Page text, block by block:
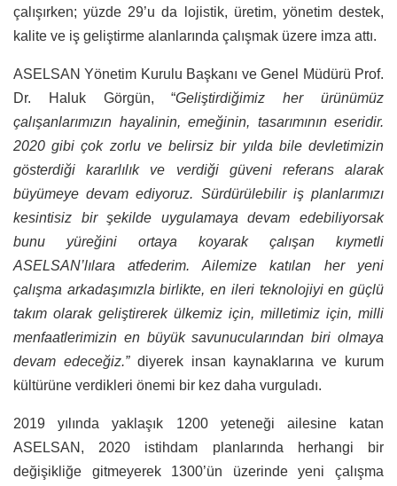
çalışırken; yüzde 29’u da lojistik, üretim, yönetim destek,
kalite ve iş geliştirme alanlarında çalışmak üzere imza attı.
ASELSAN Yönetim Kurulu Başkanı ve Genel Müdürü Prof.
Dr. Haluk Görgün, “Geliştirdiğimiz her ürünümüz
çalışanlarımızın hayalinin, emeğinin, tasarımının eseridir.
2020 gibi çok zorlu ve belirsiz bir yılda bile devletimizin
gösterdiği kararlılık ve verdiği güveni referans alarak
büyümeye devam ediyoruz. Sürdürülebilir iş planlarımızı
kesintisiz bir şekilde uygulamaya devam edebiliyorsak
bunu yüreğini ortaya koyarak çalışan kıymetli
ASELSAN’lılara atfederim. Ailemize katılan her yeni
çalışma arkadaşımızla birlikte, en ileri teknolojiyi en güçlü
takım olarak geliştirerek ülkemiz için, milletimiz için, milli
menfaatlerimizin en büyük savunucularından biri olmaya
devam edeceğiz.”diyerek insan kaynaklarına ve kurum
kültürüne verdikleri önemi bir kez daha vurguladı.
2019 yılında yaklaşık 1200 yeteneği ailesine katan
ASELSAN, 2020 istihdam planlarında herhangi bir
değişikliğe gitmeyerek 1300’ün üzerinde yeni çalışma